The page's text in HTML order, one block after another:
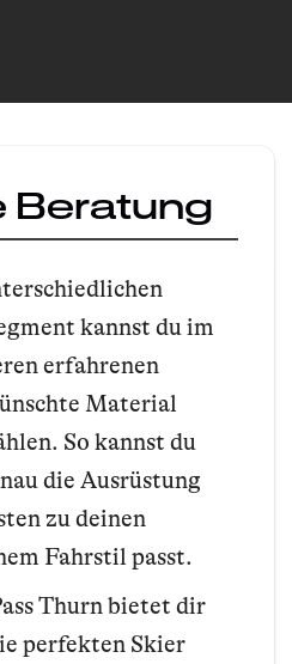
Beratung
kannst du im
erfahrenen
Material
So kannst du
die Ausrüstung
zu deinen
Fahrstil passt.
Thurn bietet dir
perfekten Skier